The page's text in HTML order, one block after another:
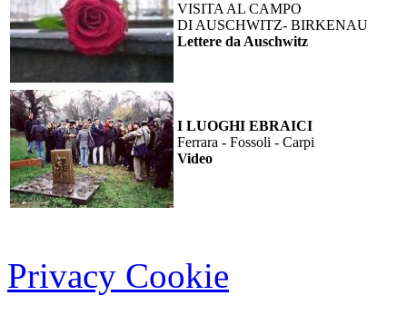
VISITA AL CAMPO
DI AUSCHWITZ- BIRKENAU
Lettere da Auschwitz
I LUOGHI EBRAICI
Ferrara - Fossoli - Carpi
Video
Privacy Cookie